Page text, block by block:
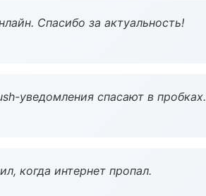
Спасибо за актуальность!
уведомления спасают в пробках.
когда интернет пропал.